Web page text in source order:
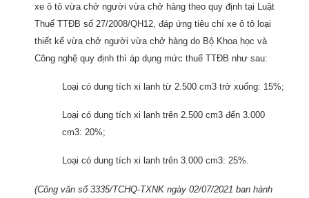
xe ô tô vừa chở người vừa chở hàng theo quy định tại Luật
Thuế TTĐB số 27/2008/QH12, đáp ứng tiêu chí xe ô tô loại
thiết kế vừa chở người vừa chở hàng do Bộ Khoa học và
Công nghệ quy định thì áp dụng mức thuế TTĐB như sau:
Loại có dung tích xi lanh từ 2.500 cm3 trở xuống: 15%;
Loại có dung tích xi lanh trên 2.500 cm3 đến 3.000
cm3: 20%;
Loại có dung tích xi lanh trên 3.000 cm3: 25%.
(Công văn số 3335/TCHQ-TXNK ngày 02/07/2021 ban hành